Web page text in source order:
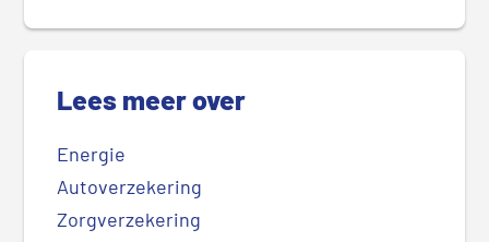
Lees meer over
Energie
Autoverzekering
Zorgverzekering